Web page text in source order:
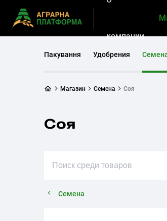
компании
Пакування Удобрения
Магазин Семена Соя
Соя
Семена